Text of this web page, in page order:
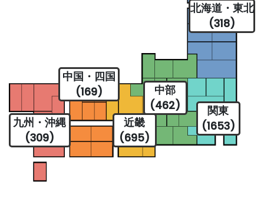
北海道・東北
(318)
関東
(1653)
中部
(462)
近畿
(695)
中国・四国
(169)
九州・沖縄
(309)